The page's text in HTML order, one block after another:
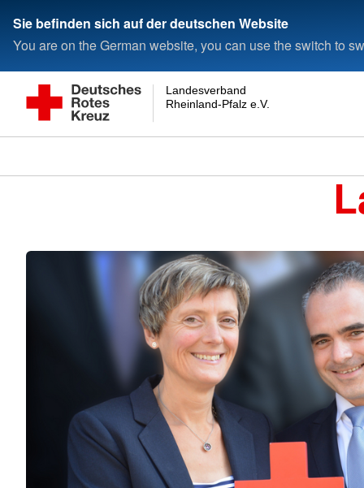
Sie befinden sich auf der deutschen Website
You are on the German website, you can use the switch to
Rheinland-Pfalz e.V.
Landesverband